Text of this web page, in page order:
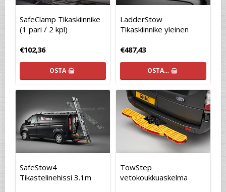
SafeClamp Tikaskiinnike
(1 pari / 2 kpl)
€102,36
OSTA
LadderStow
Tikaskiinnike yleinen
€487,43
OSTA…
SafeStow4
Tikastelinehissi 3.1m
TowStep
vetokoukkuaskelma